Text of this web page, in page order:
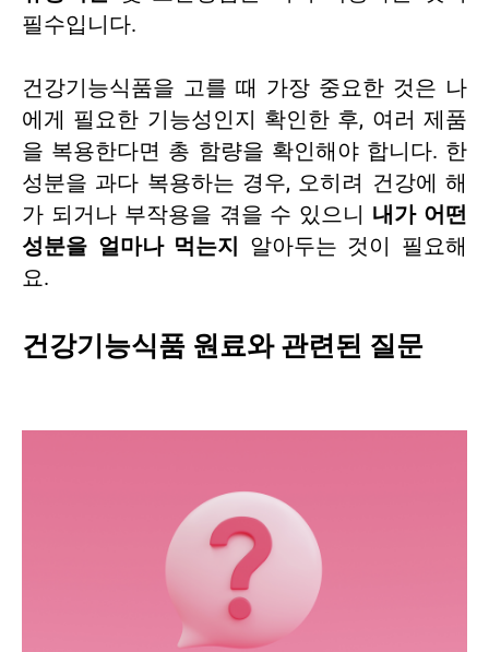
필수입니다.
건강기능식품을 고를 때 가장 중요한 것은 나
에게 필요한 기능성인지 확인한 후, 여러 제품
을 복용한다면 총 함량을 확인해야 합니다. 한
성분을 과다 복용하는 경우, 오히려 건강에 해
가 되거나 부작용을 겪을 수 있으니 내가 어떤
성분을 얼마나 먹는지
알아두는 것이 필요해
요.
건강기능식품 원료와 관련된 질문